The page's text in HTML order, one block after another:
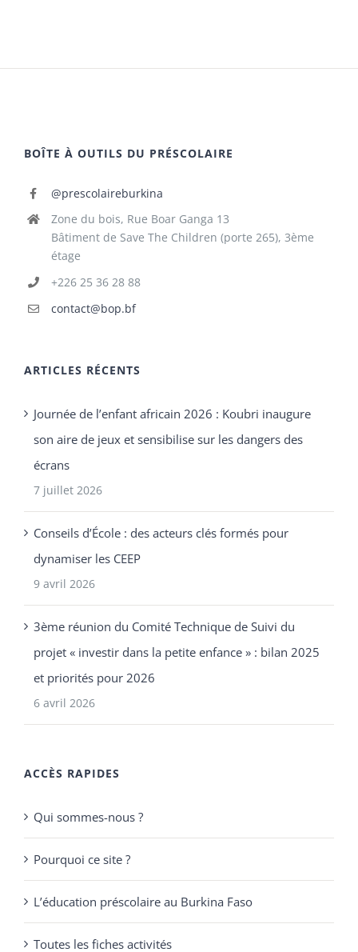
BOÎTE À OUTILS DU PRÉSCOLAIRE
@prescolaireburkina
Zone du bois, Rue Boar Ganga 13
Bâtiment de Save The Children (porte 265), 3ème
étage
+226 25 36 28 88
contact@bop.bf
ARTICLES RÉCENTS
Journée de l’enfant africain 2026 : Koubri inaugure
son aire de jeux et sensibilise sur les dangers des
écrans
7 juillet 2026
Conseils d’École : des acteurs clés formés pour
dynamiser les CEEP
9 avril 2026
3ème réunion du Comité Technique de Suivi du
projet « investir dans la petite enfance » : bilan 2025
et priorités pour 2026
6 avril 2026
ACCÈS RAPIDES
Qui sommes-nous ?
Pourquoi ce site ?
L’éducation préscolaire au Burkina Faso
Toutes les fiches activités